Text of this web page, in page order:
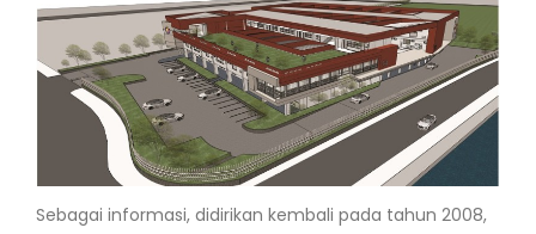
Sebagai informasi, didirikan kembali pada tahun 2008,